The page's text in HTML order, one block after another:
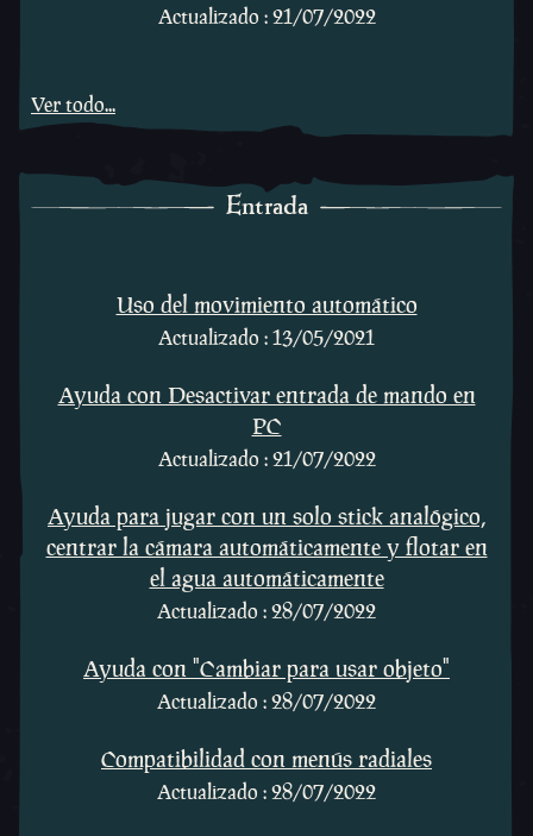
Actualizado : 21/07/2022
Ver todo...
Entrada
Uso del movimiento automático
Actualizado : 13/05/2021
Ayuda con Desactivar entrada de mando en
PC
Actualizado : 21/07/2022
Ayuda para jugar con un solo stick analógico,
centrar la cámara automáticamente y flotar en
el agua automáticamente
Actualizado : 28/07/2022
Ayuda con "Cambiar para usar objeto"
Actualizado : 28/07/2022
Compatibilidad con menús radiales
Actualizado : 28/07/2022